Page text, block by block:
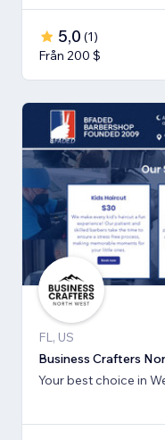
5,0 (1)
Från 200 $
FL, US
Business Crafters
Your best choice in